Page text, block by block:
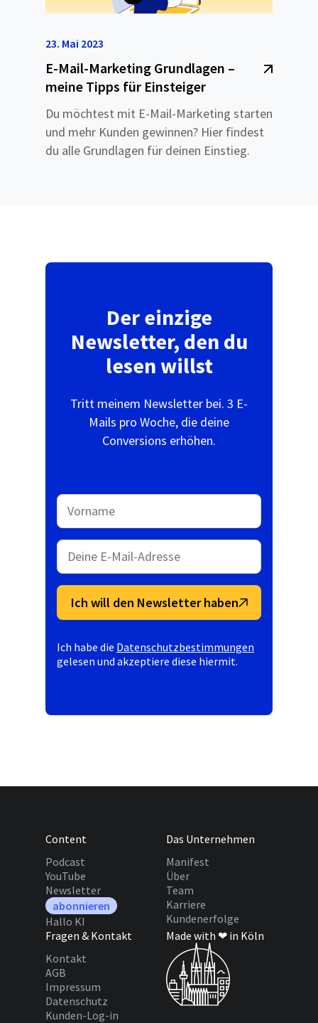
23. Mai 2023
E-Mail-Marketing Grundlagen –
meine Tipps für Einsteiger
Du möchtest mit E-Mail-Marketing starten
und mehr Kunden gewinnen? Hier findest
du alle Grundlagen für deinen Einstieg.
Der einzige
Newsletter, den du
lesen willst
Tritt meinem Newsletter bei. 3 E-
Mails pro Woche, die deine
Conversions erhöhen.
Ich will den Newsletter haben
Ich habe die Datenschutzbestimmungen
gelesen und akzeptiere diese hiermit.
Content
Podcast
YouTube
Newsletter
abonnieren
Hallo KI
Das Unternehmen
Manifest
Über
Team
Karriere
Kundenerfolge
Fragen & Kontakt
Kontakt
AGB
Impressum
Datenschutz
Kunden-Log-in
Made with ❤ in Köln